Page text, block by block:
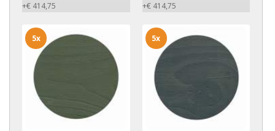
+€ 414,75
+€ 414,75
5x 5x